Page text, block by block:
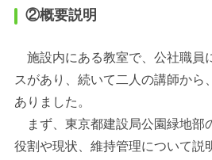
②概要説明
施設内にある教室で、公社職員
スがあり、続いて二人の講師から
ありました。
まず、東京都建設局公園緑地部
役割や現状、維持管理について説